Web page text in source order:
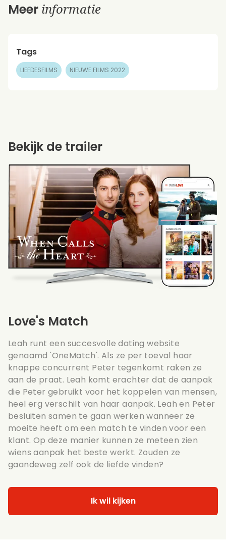
Meer informatie
Tags
LIEFDESFILMS NIEUWE FILMS 2022
Love's Match
Leah runt een succesvolle dating website
genaamd 'OneMatch'. Als ze per toeval haar
knappe concurrent Peter tegenkomt raken ze
aan de praat. Leah komt erachter dat de aanpak
die Peter gebruikt voor het koppelen van mensen,
heel erg verschilt van haar aanpak. Leah en Peter
besluiten samen te gaan werken wanneer ze
moeite heeft om een match te vinden voor een
klant. Op deze manier kunnen ze meteen zien
wiens aanpak het beste werkt. Zouden ze
gaandeweg zelf ook de liefde vinden?
Ik wil kijken
Bekijk de trailer